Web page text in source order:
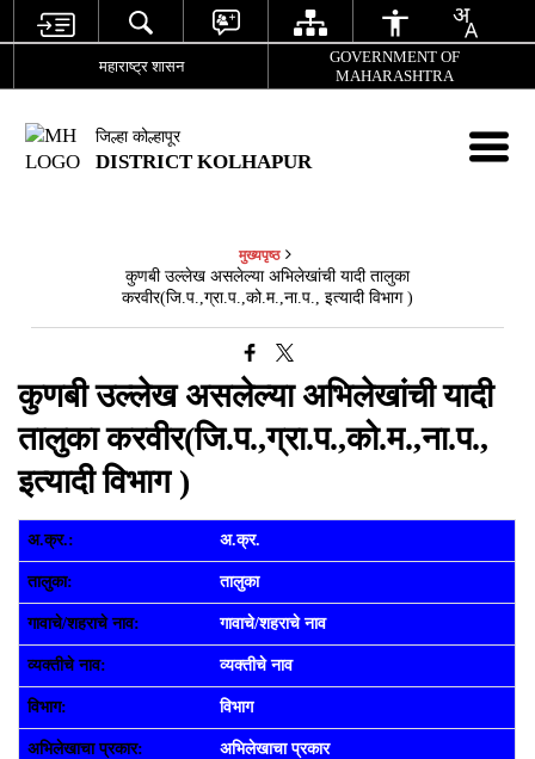
महाराष्ट्र शासन
GOVERNMENT OF
MAHARASHTRA
जिल्हा कोल्हापूर
DISTRICT KOLHAPUR
मुख्यपृष्ठ
कुणबी उल्लेख असलेल्या अभिलेखांची यादी तालुका
करवीर(जि.प.,ग्रा.प.,को.म.,ना.प., इत्यादी विभाग )
कुणबी उल्लेख असलेल्या अभिलेखांची यादी
तालुका करवीर(जि.प.,ग्रा.प.,को.म.,ना.प.,
इत्यादी विभाग )
अ.क्र.
तालुका
गावाचे/शहराचे नाव
व्यक्तीचे नाव
विभाग
अभिलेखाचा प्रकार